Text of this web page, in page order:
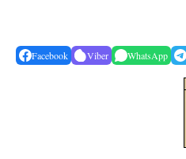
Facebook Viber WhatsApp